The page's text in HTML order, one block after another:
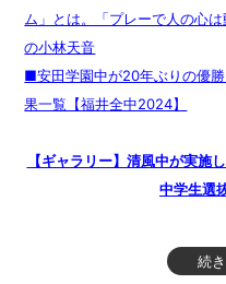
ム」とは。「プレーで人の心
の小林天音
■安田学園中が20年ぶりの優
果一覧【福井全中2024】
【ギャラリー】清風中が実施
中学生選
続